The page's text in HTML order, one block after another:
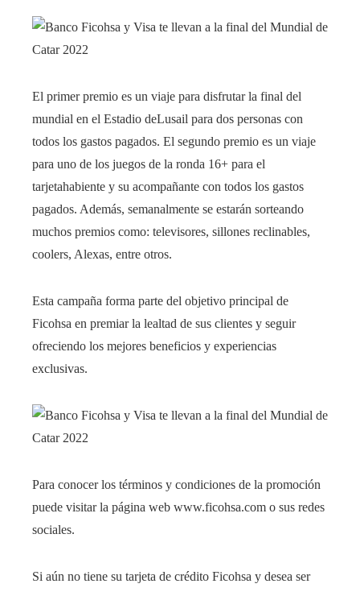
El primer premio es un viaje para disfrutar la final del
mundial en el Estadio deLusail para dos personas con
todos los gastos pagados. El segundo premio es un viaje
para uno de los juegos de la ronda 16+ para el
tarjetahabiente y su acompañante con todos los gastos
pagados. Además, semanalmente se estarán sorteando
muchos premios como: televisores, sillones reclinables,
coolers, Alexas, entre otros.
Esta campaña forma parte del objetivo principal de
Ficohsa en premiar la lealtad de sus clientes y seguir
ofreciendo los mejores beneficios y experiencias
exclusivas.
Para conocer los términos y condiciones de la promoción
puede visitar la página web www.ficohsa.com o sus redes
sociales.
Si aún no tiene su tarjeta de crédito Ficohsa y desea ser